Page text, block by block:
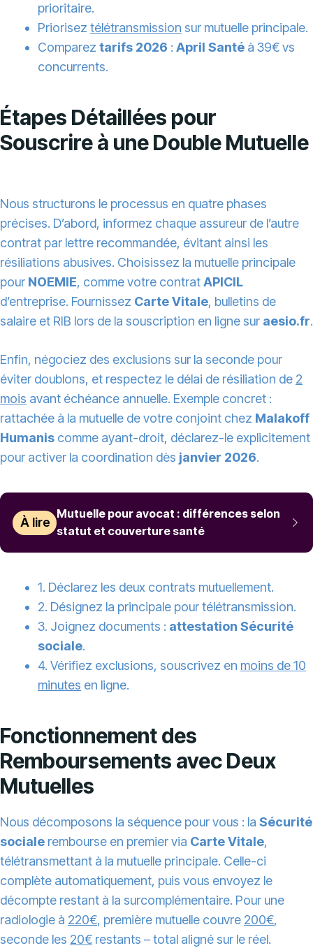
prioritaire.
Priorisez télétransmission sur mutuelle principale.
Comparez tarifs 2026 : April Santé à 39€ vs
concurrents.
Étapes Détaillées pour
Souscrire à une Double Mutuelle
Nous structurons le processus en quatre phases
précises. D’abord, informez chaque assureur de l’autre
contrat par lettre recommandée, évitant ainsi les
résiliations abusives. Choisissez la mutuelle principale
pour NOEMIE, comme votre contratAPICIL
d’entreprise. Fournissez Carte Vitale, bulletins de
salaire et RIB lors de la souscription en ligne sur aesio.fr.
Enfin, négociez des exclusions sur la seconde pour
éviter doublons, et respectez le délai de résiliation de 2
mois avant échéance annuelle. Exemple concret :
rattachée à la mutuelle de votre conjoint chez Malakoff
Humanis comme ayant-droit, déclarez-le explicitement
pour activer la coordination dès janvier 2026.
À lire
Mutuelle pour avocat : différences selon
statut et couverture santé
1. Déclarez les deux contrats mutuellement.
2. Désignez la principale pour télétransmission.
3. Joignez documents : attestation Sécurité
sociale.
4. Vérifiez exclusions, souscrivez en moins de 10
minutes en ligne.
Fonctionnement des
Remboursements avec Deux
Mutuelles
Nous décomposons la séquence pour vous : la Sécurité
sociale rembourse en premier via Carte Vitale,
télétransmettant à la mutuelle principale. Celle-ci
complète automatiquement, puis vous envoyez le
décompte restant à la surcomplémentaire. Pour une
radiologie à 220€, première mutuelle couvre 200€,
seconde les 20€ restants – total aligné sur le réel.